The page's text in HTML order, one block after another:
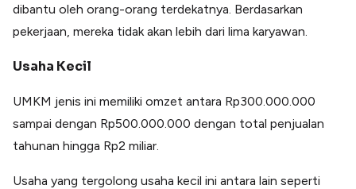
dibantu oleh orang-orang terdekatnya. Berdasarkan
pekerjaan, mereka tidak akan lebih dari lima karyawan.
Usaha Kecil
UMKM jenis ini memiliki omzet antara Rp300.000.000
sampai dengan Rp500.000.000 dengan total penjualan
tahunan hingga Rp2 miliar.
Usaha yang tergolong usaha kecil ini antara lain seperti